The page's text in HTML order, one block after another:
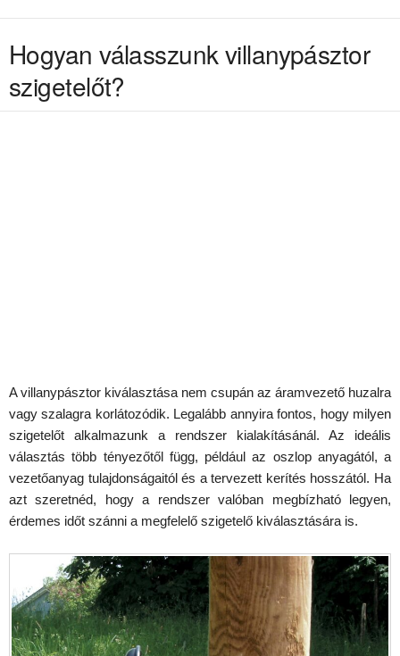
Hogyan válasszunk villanypásztor
szigetelőt?
A villanypásztor kiválasztása nem csupán az áramvezető huzalra
vagy szalagra korlátozódik. Legalább annyira fontos, hogy milyen
szigetelőt alkalmazunk a rendszer kialakításánál. Az ideális
választás több tényezőtől függ, például az oszlop anyagától, a
vezetőanyag tulajdonságaitól és a tervezett kerítés hosszától. Ha
azt szeretnéd, hogy a rendszer valóban megbízható legyen,
érdemes időt szánni a megfelelő szigetelő kiválasztására is.